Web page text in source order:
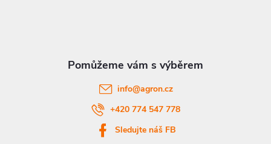
info@agron.cz
+420 774 547 778
Sledujte náš FB